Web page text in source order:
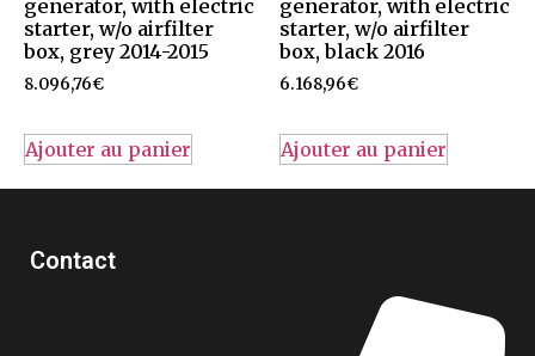
generator, with electric
starter, w/o airfilter
box, grey 2014-2015
8.096,76€
Ajouter au panier
generator, with electric
starter, w/o airfilter
box, black 2016
6.168,96€
Ajouter au panier
Contact